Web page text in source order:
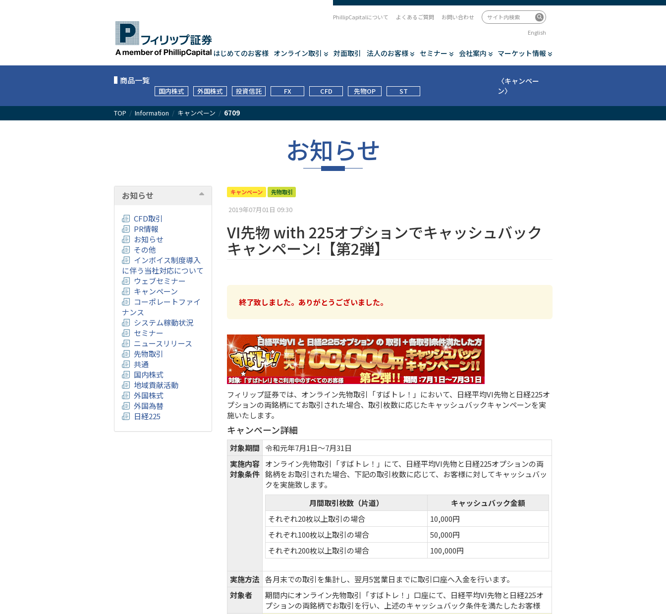
はじめてのお客様 オンライン取引 対面取引 法人のお客様 セミナー 会社案内 マーケット情報
PhillipCapitalについて よくあるご質問
お問い合わせ
English
商品一覧
国内株式 外国株式 投資信託 FX CFD 先物OP ST
〈キャンペー
ン〉
TOP / Information / キャンペーン / 6709
お知らせ
お知らせ
CFD取引
PR情報
お知らせ
その他
インボイス制度導入
に伴う当社対応について
ウェブセミナー
キャンペーン
コーポレートファイ
ナンス
システム稼動状況
セミナー
ニュースリリース
先物取引
共通
国内株式
地域貢献活動
外国株式
外国為替
日経225
キャンペーン 先物取引
2019年07月01日 09:30
VI先物 with 225オプションでキャッシュバック
キャンペーン!【第2弾】
終了致しました。ありがとうございました。
フィリップ証券では、 オンライン先物取引「すばトレ！」 において、 日経平均VI先物と日経225オ
プションの両銘柄にてお取引された場合、取引枚数に応じたキャッシュバックキャンペーンを実
施いたします。
キャンペーン詳細
対象期間 令和元年7月1日～7月31日
実施内容
対象条件
オンライン先物取引「すばトレ！」にて、 日経平均VI先物と日経225オプションの両
銘柄をお取引された場合、下記の取引枚数に応じて、お客様に対してキャッシュバッ
クを実施致します。
月間取引枚数（片道）
キャッシュバック金額
それぞれ20枚以上取引の場合
10,000円
それぞれ100枚以上取引の場合
50,000円
それぞれ200枚以上取引の場合
100,000円
実施方法 各月末での取引を集計し、翌月5営業日までに取引口座へ入金を行います。
対象者
期間内にオンライン先物取引「すばトレ！」口座にて、 日経平均VI先物と日経225オ
プションの両銘柄でお取引を行い、上述のキャッシュバック条件を満たしたお客様